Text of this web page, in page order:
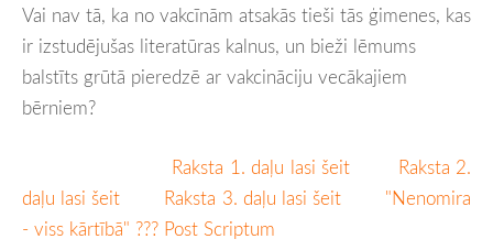
Vai nav tā, ka no vakcīnām atsakās tieši tās ģimenes, kas
ir izstudējušas literatūras kalnus, un bieži lēmums
balstīts grūtā pieredzē ar vakcināciju vecākajiem
bērniem?
Raksta 1. daļu lasi šeit
Raksta 2.
daļu lasi šeit
Raksta 3. daļu lasi šeit
"Nenomira
- viss kārtībā" ??? Post Scriptum